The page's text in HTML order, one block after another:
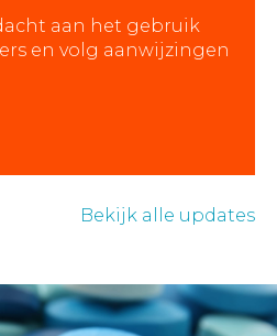
aan het gebruik
en volg aanwijzingen
Bekijk alle updates